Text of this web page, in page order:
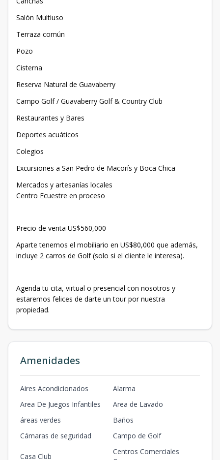
Salón Multiuso
Terraza común
Pozo
Cisterna
Reserva Natural de Guavaberry
Campo Golf / Guavaberry Golf & Country Club
Restaurantes y Bares
Deportes acuáticos
Colegios
Excursiones a San Pedro de Macorís y Boca Chica
Mercados y artesanías locales
Centro Ecuestre en proceso
Precio de venta US$560,000
Aparte tenemos el mobiliario en US$80,000 que además,
incluye 2 carros de Golf (solo si el cliente le interesa).
Agenda tu cita, virtual o presencial con nosotros y
estaremos felices de darte un tour por nuestra
propiedad.
Amenidades
Aires Acondicionados
Alarma
Area De Juegos Infantiles
Area de Lavado
áreas verdes
Baños
Cámaras de seguridad
Campo de Golf
Casa Club
Centros Comerciales